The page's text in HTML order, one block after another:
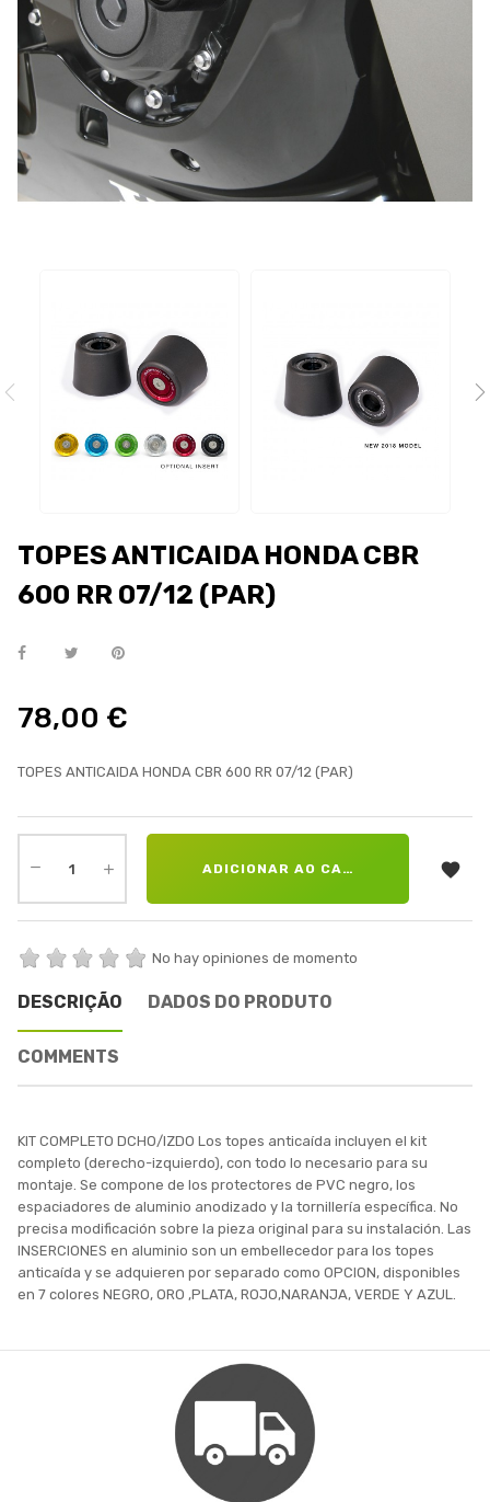
TOPES ANTICAIDA HONDA CBR
600 RR 07/12 (PAR)
78,00 €
TOPES ANTICAIDA HONDA CBR 600 RR 07/12 (PAR)
ADICIONAR AO CARRINHO 
No hay opiniones de momento
DESCRIÇÃO DADOS DO PRODUTO
COMMENTS
KIT COMPLETO DCHO/IZDO Los topes anticaída incluyen el kit
completo (derecho-izquierdo), con todo lo necesario para su
montaje. Se compone de los protectores de PVC negro, los
espaciadores de aluminio anodizado y la tornillería específica. No
precisa modificación sobre la pieza original para su instalación. Las
INSERCIONES en aluminio son un embellecedor para los topes
anticaída y se adquieren por separado como OPCION, disponibles
en 7 colores NEGRO, ORO ,PLATA, ROJO,NARANJA, VERDE Y AZUL.